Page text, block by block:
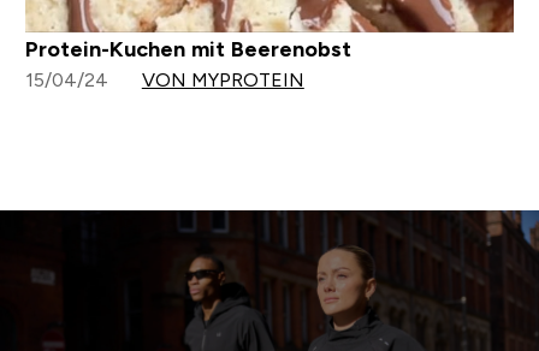
Protein-Kuchen mit Beerenobst
15/04/24 VON MYPROTEIN